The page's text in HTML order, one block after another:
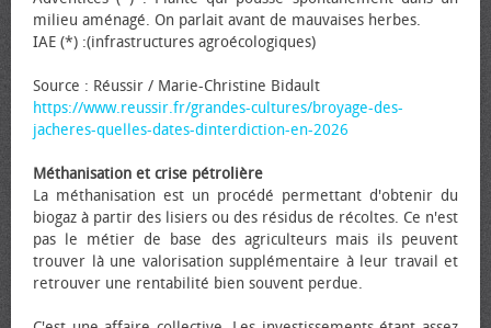
milieu aménagé. On parlait avant de mauvaises herbes.
IAE (*) :(infrastructures agroécologiques)
Source : Réussir / Marie-Christine Bidault
https://www.reussir.fr/grandes-cultures/broyage-des-
jacheres-quelles-dates-dinterdiction-en-2026
Méthanisation et crise pétrolière
La méthanisation est un procédé permettant d'obtenir du
biogaz à partir des lisiers ou des résidus de récoltes. Ce n'est
pas le métier de base des agriculteurs mais ils peuvent
trouver là une valorisation supplémentaire à leur travail et
retrouver une rentabilité bien souvent perdue.